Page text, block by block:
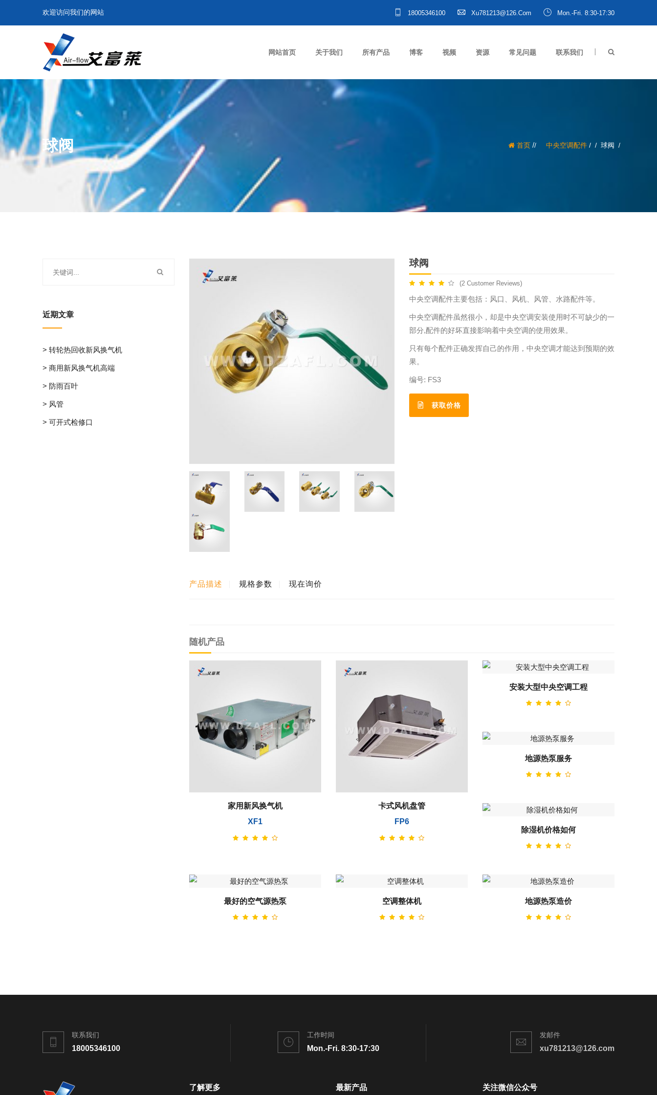
欢迎访问我们的网站 18005346100 Xu781213@126.com Mon.-Fri. 8:30-17:30
网站首页 关于我们 所有产品 博客 视频 资源 常见问题 联系我们
球阀 首页 / 中央空调配件 / 球阀
球阀
(2 Customer Reviews)
中央空调配件主要包括：风口、风机、风管、水路配件等。
中央空调配件虽然很小，却是中央空调安装使用时不可缺少的一
部分,配件的好坏直接影响着中央空调的使用效果。
只有每个配件正确发挥自己的作用，中央空调才能达到预期的效
果。
编号: FS3
获取价格
产品描述 规格参数 现在询价
随机产品
家用新风换气机
XF1
卡式风机盘管
FP6
安装大型中央空调工程
地源热泵服务
除湿机价格如何
最好的空气源热泵 空调整体机 地源热泵造价
近期文章
> 转轮热回收新风换气机
> 商用新风换气机高端
> 防雨百叶
> 风管
> 可开式检修口
联系我们
18005346100
工作时间
Mon.-Fri. 8:30-17:30
发邮件
xu781213@126.com
了解更多 最新产品 关注微信公众号